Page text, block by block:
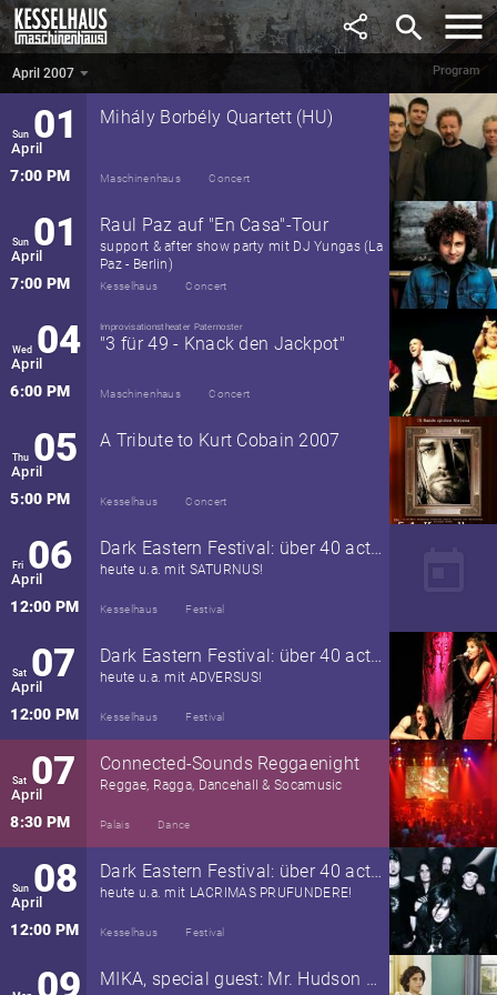
search
Program
7:00 PM Maschinenhaus Concert
April 2007
Sun 01
April
7:00 PM
Mihály Borbély Quartett (HU)
Maschinenhaus Concert
Sun 01
April
7:00 PM
Raul Paz auf "En Casa"-Tour
support & after show party mit DJ Yungas (La
Paz - Berlin)
Kesselhaus Concert
Wed 04
April
6:00 PM
Improvisationstheater Paternoster
"3 für 49 - Knack den Jackpot"
Maschinenhaus Concert
Thu 05
April
5:00 PM
A Tribute to Kurt Cobain 2007
Kesselhaus Concert
Fri 06
April
12:00 PM
Dark Eastern Festival: über 40 acts - Osterfeuer - ein Ticket!
heute u.a. mit SATURNUS!
Kesselhaus Festival
Sat 07
April
12:00 PM
Dark Eastern Festival: über 40 acts - Osterfeuer - ein Ticket!
heute u.a. mit ADVERSUS!
Kesselhaus Festival
Sat 07
April
8:30 PM
Connected-Sounds Reggaenight
Reggae, Ragga, Dancehall & Socamusic
Palais Dance
Sun 08
April
12:00 PM
Dark Eastern Festival: über 40 acts - Osterfeuer - ein Ticket!
heute u.a. mit LACRIMAS PRUFUNDERE!
Kesselhaus Festival
MIKA, special guest: Mr. Hudson & The Library
April 2007 ▼